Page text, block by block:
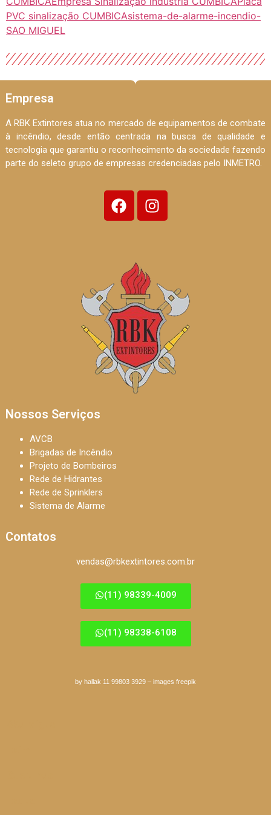
PVC sinalização CUMBICAsistema-de-alarme-incendio-
SAO MIGUEL
Empresa
A RBK Extintores atua no mercado de equipamentos de combate
à incêndio, desde então centrada na busca de qualidade e
tecnologia que garantiu o reconhecimento da sociedade fazendo
parte do seleto grupo de empresas credenciadas pelo INMETRO.
Nossos Serviços
AVCB
Brigadas de Incêndio
Projeto de Bombeiros
Rede de Hidrantes
Rede de Sprinklers
Sistema de Alarme
Contatos
vendas@rbkextintores.com.br
(11) 98339-4009
(11) 98338-6108
by hallak 11 99803 3929 – images freepik